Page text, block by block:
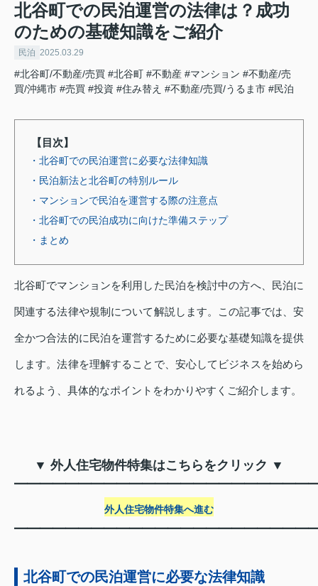
北谷町での民泊運営の法律は？成功
のための基礎知識をご紹介
民泊 2025.03.29
#北谷町/不動産/売買 #北谷町 #不動産 #マンション #不動産/売
買/沖縄市 #売買 #投資 #住み替え #不動産/売買/うるま市 #民泊
【目次】
・北谷町での民泊運営に必要な法律知識
・民泊新法と北谷町の特別ルール
・マンションで民泊を運営する際の注意点
・北谷町での民泊成功に向けた準備ステップ
・まとめ
北谷町でマンションを利用した民泊を検討中の方へ、民泊に
関連する法律や規制について解説します。この記事では、安
全かつ合法的に民泊を運営するために必要な基礎知識を提供
します。法律を理解することで、安心してビジネスを始めら
れるよう、具体的なポイントをわかりやすくご紹介します。
▼ 外人住宅物件特集はこちらをクリック ▼
外人住宅物件特集へ進む
北谷町での民泊運営に必要な法律知識